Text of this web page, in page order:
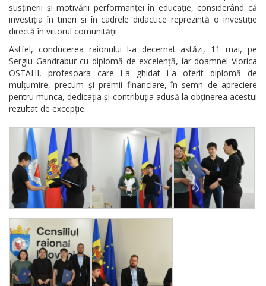
susținerii și motivării performanței în educație, considerând că
investiția în tineri și în cadrele didactice reprezintă o investiție
directă în viitorul comunității.
Astfel, conducerea raionului l-a decernat astăzi, 11 mai, pe
Sergiu Gandrabur cu diplomă de excelență, iar doamnei Viorica
OSTAHI, profesoara care l-a ghidat i-a oferit diplomă de
mulțumire, precum și premii financiare, în semn de apreciere
pentru munca, dedicația și contribuția adusă la obținerea acestui
rezultat de excepție.